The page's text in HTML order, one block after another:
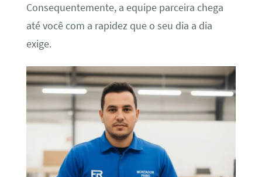
Consequentemente, a equipe parceira chega
até você com a rapidez que o seu dia a dia
exige.